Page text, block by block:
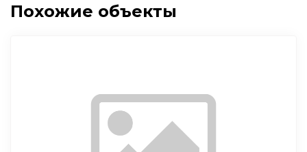
Похожие объекты